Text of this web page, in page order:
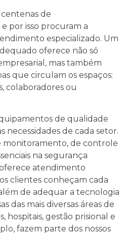
de
por isso procuram a
especializado. Um
oferece não só
mas também
que circulam os espaços:
colaboradores ou
de qualidade
necessidades de cada setor.
monitoramento, de controle
na segurança
atendimento
clientes conheçam cada
de adequar a tecnologia
das mais diversas áreas de
hospitais, gestão prisional e
fazem parte dos nossos